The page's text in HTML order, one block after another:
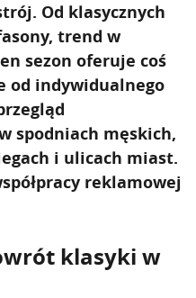
Od klasycznych
trend w
sezon oferuje coś
od indywidualnego
spodniach męskich,
i ulicach miast.
reklamowej
klasyki w